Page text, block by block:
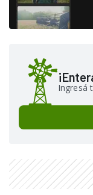
Ingresá